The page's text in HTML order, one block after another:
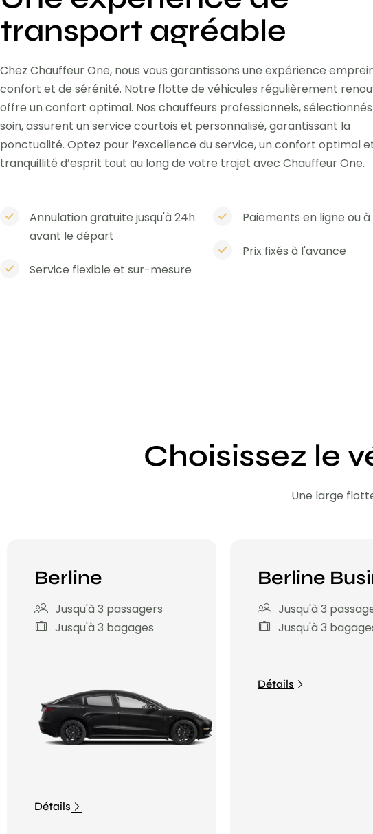
transport agréable
Chez Chauffeur One, nous vous garantissons une expérience
confort et de sérénité. Notre flotte de véhicules régulièrement
offre un confort optimal. Nos chauffeurs professionnels,
soin, assurent un service courtois et personnalisé, garantissant la
ponctualité. Optez pour l’excellence du service, un confort optimal
tranquillité d’esprit tout au long de votre trajet avec Chauffeur One.
Annulation gratuite jusqu'à 24h
avant le départ
Service flexible et sur-mesure
Paiements en ligne ou
Prix fixés à l'avance
Choisissez le
Une large
Berline
Jusqu'à 3 passagers
Jusqu'à 3 bagages
Détails
Berline
Jusqu'à 3
Jusqu'à 3
Détails